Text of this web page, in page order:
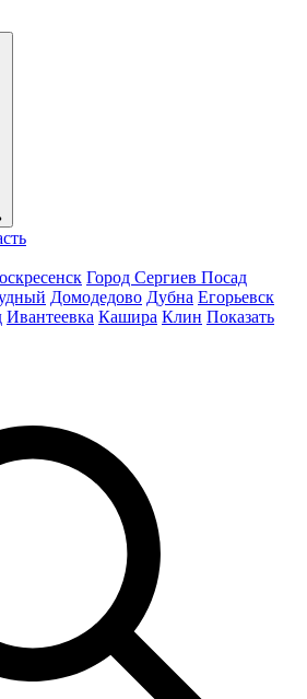
Город Сергиев Посад
Домодедово Дубна Егорьевск
Ивантеевка Кашира Клин Показать